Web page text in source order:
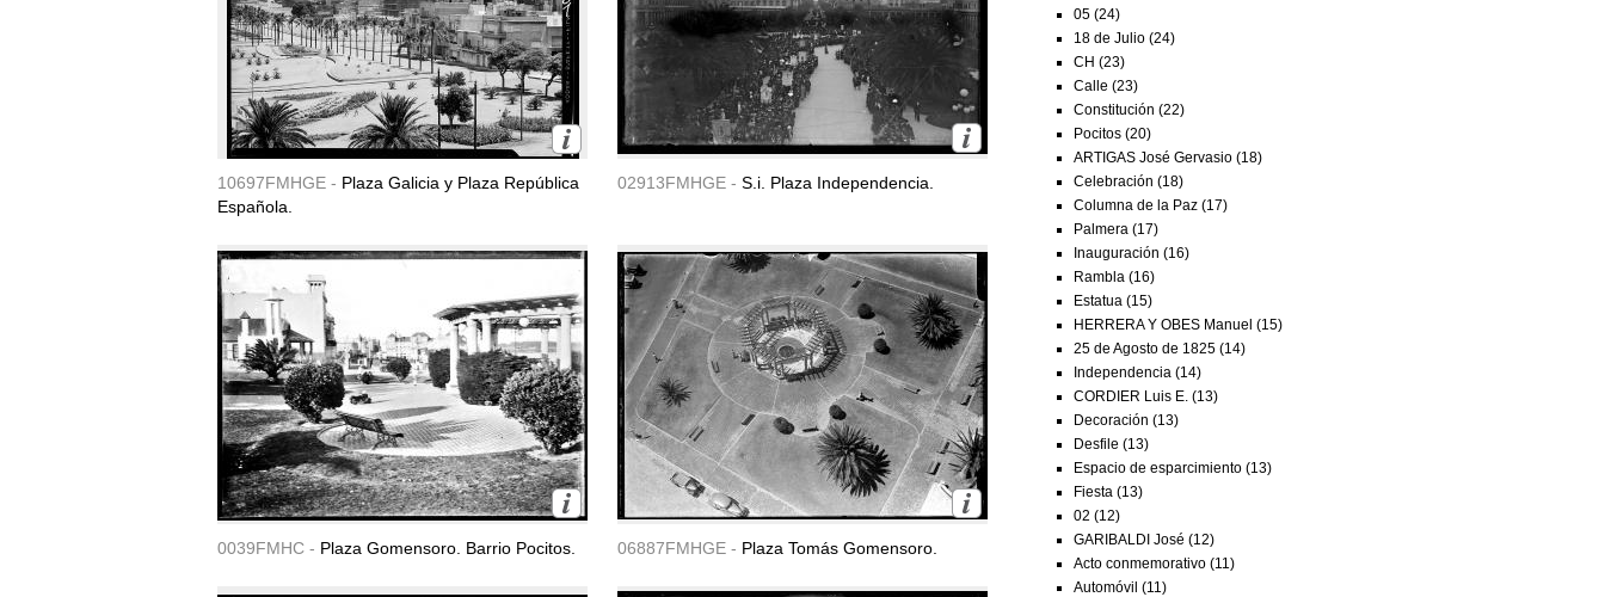
10697FMHGE - Plaza Galicia y Plaza República
Española.
02913FMHGE - S.i. Plaza Independencia.
0039FMHC - Plaza Gomensoro. Barrio Pocitos. 06887FMHGE - Plaza Tomás Gomensoro.
05 (24)
18 de Julio (24)
CH (23)
Calle (23)
Constitución (22)
Pocitos (20)
ARTIGAS José Gervasio (18)
Celebración (18)
Columna de la Paz (17)
Palmera (17)
Inauguración (16)
Rambla (16)
Estatua (15)
HERRERA Y OBES Manuel (15)
25 de Agosto de 1825 (14)
Independencia (14)
CORDIER Luis E. (13)
Decoración (13)
Desfile (13)
Espacio de esparcimiento (13)
Fiesta (13)
02 (12)
GARIBALDI José (12)
Acto conmemorativo (11)
Automóvil (11)